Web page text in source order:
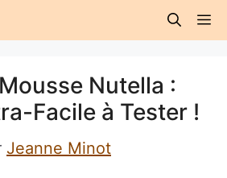
Nutella :
Facile à Tester !
Jeanne Minot